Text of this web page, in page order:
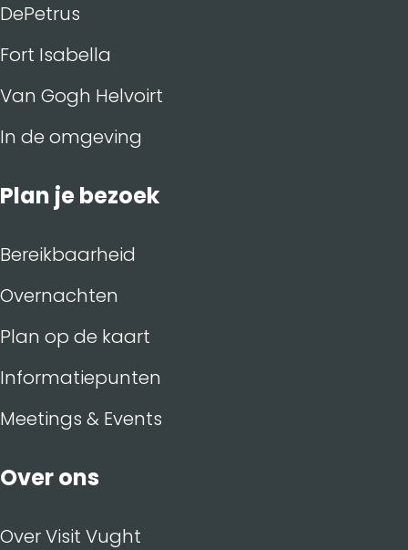
DePetrus
Fort Isabella
Van Gogh Helvoirt
In de omgeving
Plan je bezoek
Bereikbaarheid
Overnachten
Plan op de kaart
Informatiepunten
Meetings & Events
Over ons
Over Visit Vught